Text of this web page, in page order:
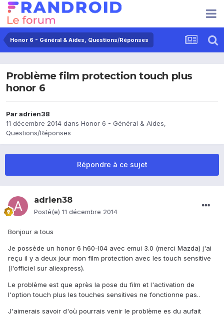
Honor 6 - Général & Aides, Questions/Réponses
Problème film protection touch plus
honor 6
Paradrien38
11 décembre 2014 dans Honor 6 - Général & Aides,
Questions/Réponses
Répondre à ce sujet
adrien38
Posté(e) 11 décembre 2014
Bonjour a tous
Je possède un honor 6 h60-l04 avec emui 3.0 (merci Mazda) j'ai
reçu il y a deux jour mon film protection avec les touch sensitive
(l'officiel sur aliexpress).
Le problème est que après la pose du film et l'activation de
l'option touch plus les touches sensitives ne fonctionne pas..
J'aimerais savoir d'où pourrais venir le problème es du aufait